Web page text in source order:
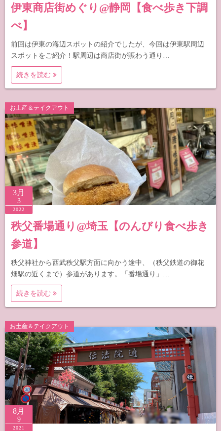
伊東商店街めぐり@静岡【食べ歩き下調
べ】
前回は伊東の海辺スポットの紹介でしたが、今回は伊東駅周辺
スポットをご紹介！駅周辺は商店街が賑わう通り…
続きを読む
お土産＆テイクアウト
3月
3
2022
秩父番場通り@埼玉【のんびり食べ歩き
参道】
秩父神社から西武秩父駅方面に向かう途中、（秩父鉄道の御花
畑駅の近くまで）参道があります。「番場通り」…
続きを読む
お土産＆テイクアウト
8月
9
2021